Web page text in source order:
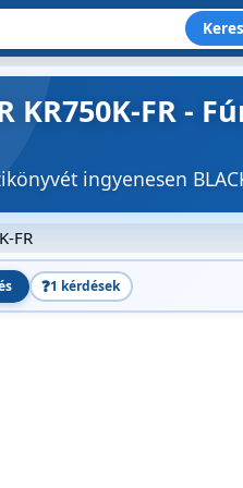
KR750K-FR -
ingyenesen
FR
❓1 kérdések